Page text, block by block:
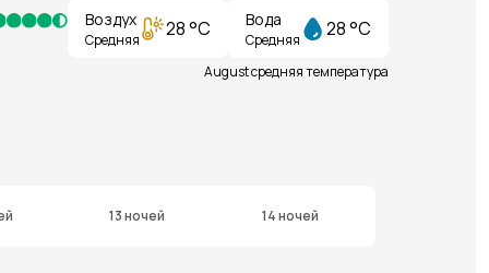
Воздух
Средняя 28 °C Вода
Средняя 28 °C
August средняя температура
13 ночей 14 ночей